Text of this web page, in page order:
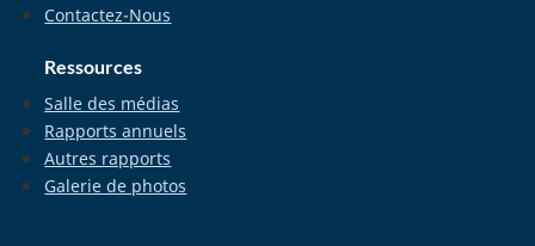
Contactez-Nous
Ressources
Salle des médias
Rapports annuels
Autres rapports
Galerie de photos